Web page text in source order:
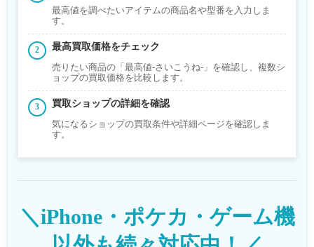
最高値を調べたいアイテムの商品名や型番を入力しま
す。
最高買取価格をチェック
売りたい商品の「最高値-さいこうね-」を確認し、複数シ
ョップの買取価格を比較します。
買取ショップの詳細を確認
気になるショップの買取条件や詳細ページを確認しま
す。
＼iPhone・ポケカ・ゲーム機